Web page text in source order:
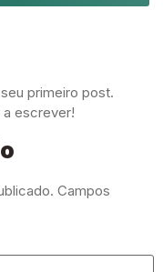
primeiro post.
escrever!
Campos